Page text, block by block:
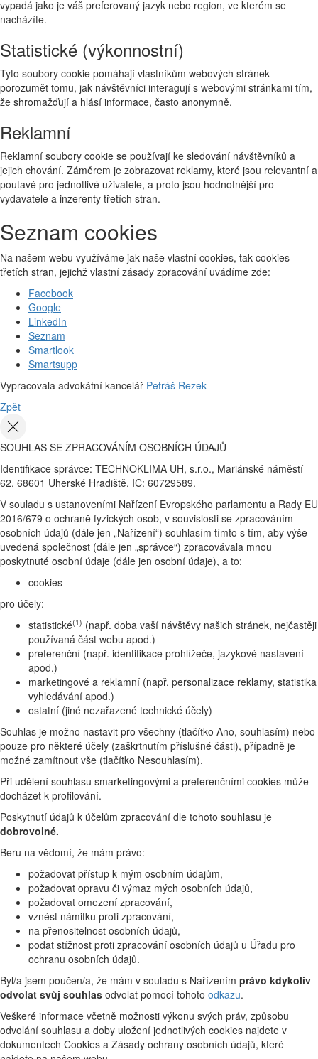
vypadá jako je váš preferovaný jazyk nebo region, ve kterém se
nacházíte.
Statistické (výkonnostní)
Tyto soubory cookie pomáhají vlastníkům webových stránek
porozumět tomu, jak návštěvníci interagují s webovými stránkami tím,
že shromažďují a hlásí informace, často anonymně.
Reklamní
Reklamní soubory cookie se používají ke sledování návštěvníků a
jejich chování. Záměrem je zobrazovat reklamy, které jsou relevantní a
poutavé pro jednotlivé uživatele, a proto jsou hodnotnější pro
vydavatele a inzerenty třetích stran.
Seznam cookies
Na našem webu využíváme jak naše vlastní cookies, tak cookies
třetích stran, jejichž vlastní zásady zpracování uvádíme zde:
Facebook
Google
LinkedIn
Seznam
Smartlook
Smartsupp
Vypracovala advokátní kancelář Petráš Rezek
Zpět
SOUHLAS SE ZPRACOVÁNÍM OSOBNÍCH ÚDAJŮ
Identifikace správce: TECHNOKLIMA UH, s.r.o., Mariánské náměstí
62, 68601 Uherské Hradiště, IČ: 60729589.
V souladu s ustanoveními Nařízení Evropského parlamentu a Rady EU
2016/679 o ochraně fyzických osob, v souvislosti se zpracováním
osobních údajů (dále jen „Nařízení“) souhlasím tímto s tím, aby výše
uvedená společnost (dále jen „správce“) zpracovávala mnou
poskytnuté osobní údaje (dále jen osobní údaje), a to:
cookies
pro účely:
statistické(1) (např. doba vaší návštěvy našich stránek, nejčastěji
používaná část webu apod.)
preferenční (např. identifikace prohlížeče, jazykové nastavení
apod.)
marketingové a reklamní (např. personalizace reklamy, statistika
vyhledávání apod.)
ostatní (jiné nezařazené technické účely)
Souhlas je možno nastavit pro všechny (tlačítko Ano, souhlasím) nebo
pouze pro některé účely (zaškrtnutím příslušné části), případně je
možné zamítnout vše (tlačítko Nesouhlasím).
Při udělení souhlasu smarketingovými a preferenčními cookies může
docházet k profilování.
Poskytnutí údajů k účelům zpracování dle tohoto souhlasu je
dobrovolné.
Beru na vědomí, že mám právo:
požadovat přístup k mým osobním údajům,
požadovat opravu či výmaz mých osobních údajů,
požadovat omezení zpracování,
vznést námitku proti zpracování,
na přenositelnost osobních údajů,
podat stížnost proti zpracování osobních údajů u Úřadu pro
ochranu osobních údajů.
Byl/a jsem poučen/a, že mám v souladu s Nařízením právo kdykoliv
odvolat svůj souhlas odvolat pomocí tohoto odkazu.
Veškeré informace včetně možnosti výkonu svých práv, způsobu
odvolání souhlasu a doby uložení jednotlivých cookies najdete v
dokumentech Cookies a Zásady ochrany osobních údajů, které